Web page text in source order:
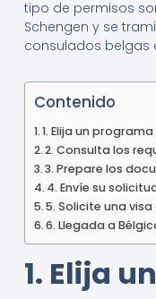
tipo de permisos
Schengen y se
consulados belgas
Contenido
1. Elija un programa
2. Consulta los
3. Prepare los
4. Envíe su
5. Solicite una
6. Llegada a
1. Elija